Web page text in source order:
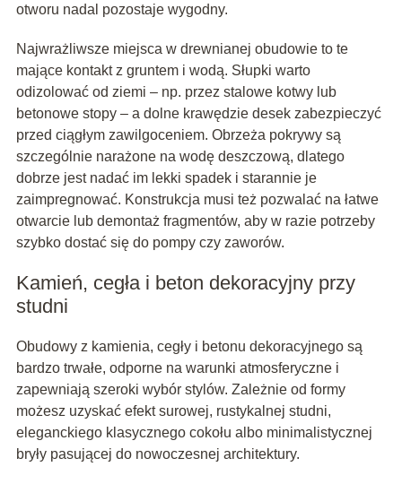
otworu nadal pozostaje wygodny.
Najwrażliwsze miejsca w drewnianej obudowie to te
mające kontakt z gruntem i wodą. Słupki warto
odizolować od ziemi – np. przez stalowe kotwy lub
betonowe stopy – a dolne krawędzie desek zabezpieczyć
przed ciągłym zawilgoceniem. Obrzeża pokrywy są
szczególnie narażone na wodę deszczową, dlatego
dobrze jest nadać im lekki spadek i starannie je
zaimpregnować. Konstrukcja musi też pozwalać na łatwe
otwarcie lub demontaż fragmentów, aby w razie potrzeby
szybko dostać się do pompy czy zaworów.
Kamień, cegła i beton dekoracyjny przy
studni
Obudowy z kamienia, cegły i betonu dekoracyjnego są
bardzo trwałe, odporne na warunki atmosferyczne i
zapewniają szeroki wybór stylów. Zależnie od formy
możesz uzyskać efekt surowej, rustykalnej studni,
eleganckiego klasycznego cokołu albo minimalistycznej
bryły pasującej do nowoczesnej architektury.